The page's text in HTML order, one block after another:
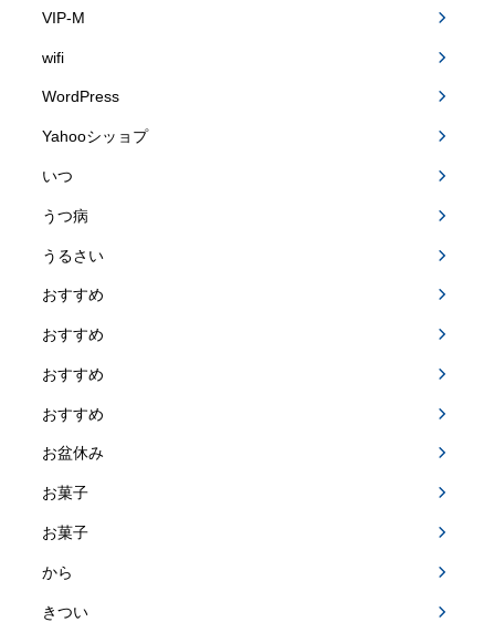
VIP-M
wifi
WordPress
Yahooシッョプ
いつ
うつ病
うるさい
おすすめ
おすすめ
おすすめ
おすすめ
お盆休み
お菓子
お菓子
から
きつい